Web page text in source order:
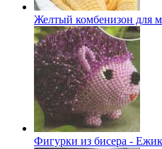
Желтый комбенизон для
Фигурки из бисера -